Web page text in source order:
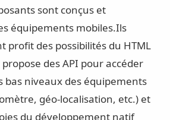
sont conçus et
équipements mobiles.Ils
profit des possibilités du HTML
des API pour accéder
bas niveaux des équipements
géo-localisation, etc.) et
du développement natif